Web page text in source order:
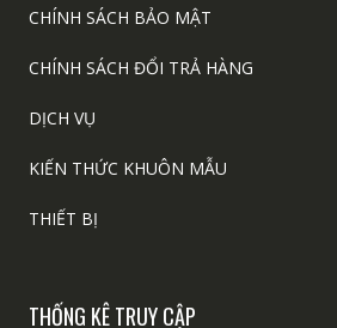
CHÍNH SÁCH BẢO MẬT
CHÍNH SÁCH ĐỔI TRẢ HÀNG
DỊCH VỤ
KIẾN THỨC KHUÔN MẪU
THIẾT BỊ
THỐNG KÊ TRUY CẬP